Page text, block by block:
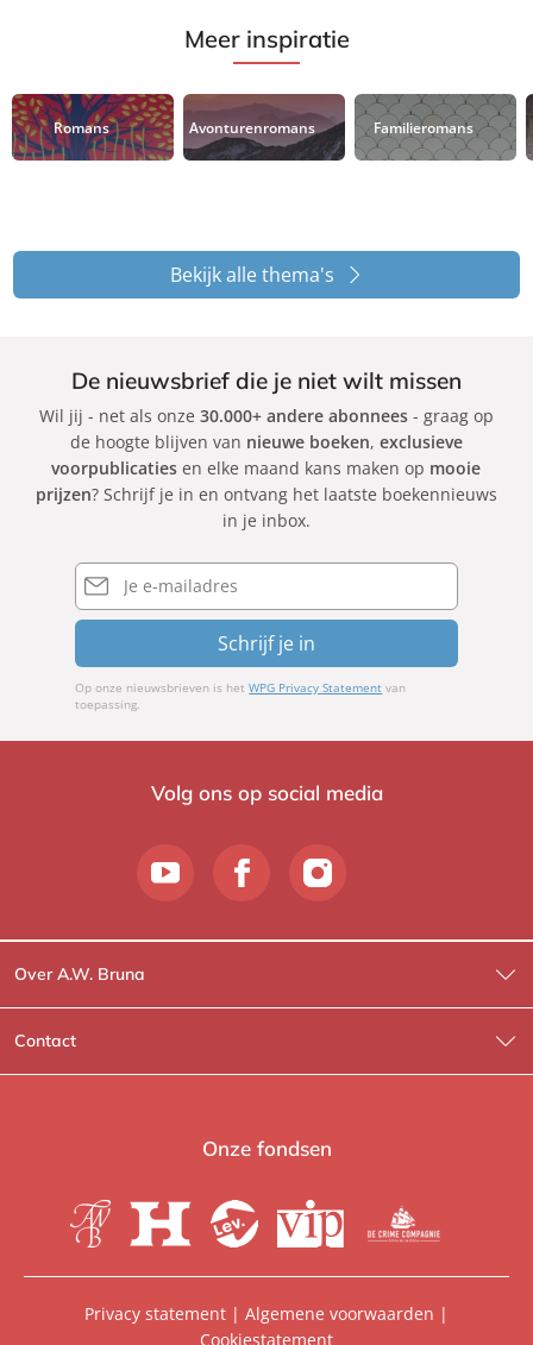
Meer inspiratie
Romans Avonturenromans Familieromans
Bekijk alle thema's
De nieuwsbrief die je niet wilt missen
Wil jij - net als onze 30.000+ andere abonnees- graag op
de hoogte blijven van nieuwe boeken, exclusieve
voorpublicaties en elke maand kans maken op mooie
prijzen? Schrijf je in en ontvang het laatste boekennieuws
in je inbox.
E-
mailadres
Schrijf je in
Op onze nieuwsbrieven is hetWPG Privacy Statement van
toepassing.
Volg ons op social media
Over A.W. Bruna
Wat wij doen
Wie is Wie?
Heartbeat
Contact
Contactinformatie
Voor de boekhandels
Onze fondsen
Privacy statement | Algemene voorwaarden |
Cookiestatement